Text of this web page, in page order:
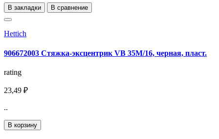
В закладки В сравнение
Hettich
906672003 Стяжка-эксцентрик VB 35М/16, черная, пласт.
rating
23,49 ₽
..
В корзину